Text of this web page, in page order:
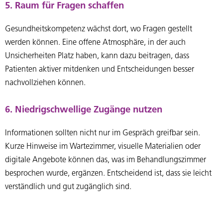
5. Raum für Fragen schaffen
Gesundheitskompetenz wächst dort, wo Fragen gestellt
werden können. Eine offene Atmosphäre, in der auch
Unsicherheiten Platz haben, kann dazu beitragen, dass
Patienten aktiver mitdenken und Entscheidungen besser
nachvollziehen können.
6. Niedrigschwellige Zugänge nutzen
Informationen sollten nicht nur im Gespräch greifbar sein.
Kurze Hinweise im Wartezimmer, visuelle Materialien oder
digitale Angebote können das, was im Behandlungszimmer
besprochen wurde, ergänzen. Entscheidend ist, dass sie leicht
verständlich und gut zugänglich sind.